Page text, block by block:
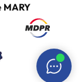
MARY